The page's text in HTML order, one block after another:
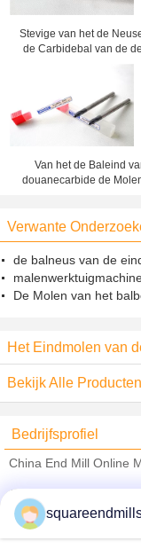
Stevige van het de
de Carbidebal van de
Van het de Baleind
douanecarbide de
Verwante
de balneus van de
De Molen van het
Het Eindmolen van
Bekijk Alle Producten
Bedrijfsprofiel
China End Mill Online
Verified Leveranciers
Trust Seal